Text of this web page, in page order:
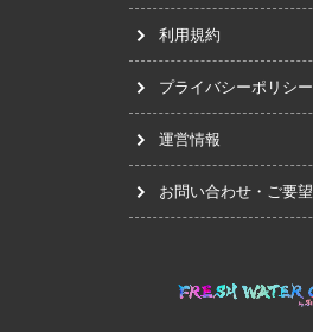
利用規約
プライバシーポリシー
運営情報
お問い合わせ・ご要望